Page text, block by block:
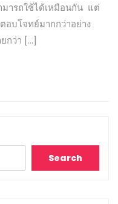
ารถใช้ได้เหมือนกัน แต่
อบโจทย์มากกว่าอย่าง
กว่า […]
Search